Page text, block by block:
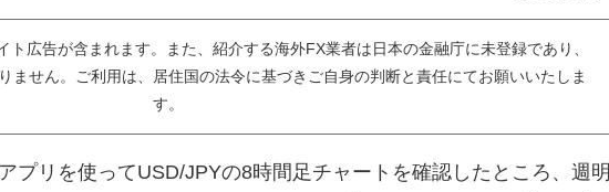
ト広告が含まれます。また、紹介する海外FX業者は日本の金融庁に未登録であり、
ません。ご利用は、居住国の法令に基づきご自身の判断と責任にてお願いいたしま
す。
プリを使ってUSD/JPYの8時間足チャートを確認したところ、週明